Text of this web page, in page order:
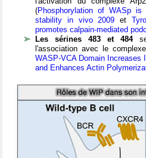
(Phosphorylation of WASp
stability in vivo 2009 et
promotes calpain-mediated
Les sérines 483 et 484
l'association avec le
WASP-VCA Domain Increases
and Enhances Actin